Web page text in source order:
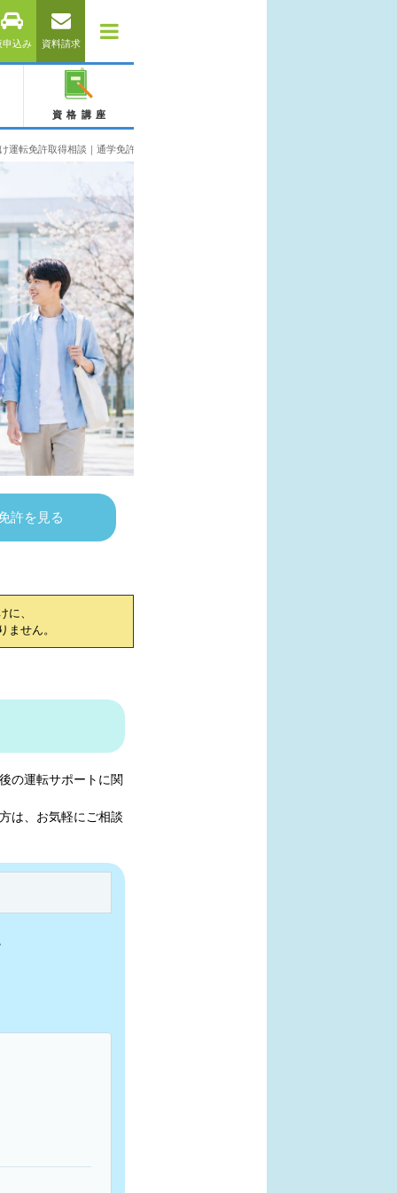
申込み 資料請求
資格講座
運転免許取得相談｜通学免許・合宿免許
許を見る
に、
せん。
の運転サポートに関
は、お気軽にご相談